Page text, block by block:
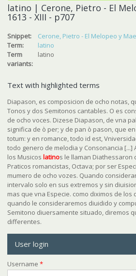
latino | Cerone, Pietro - El
1613 - XIII - p707
Snippet:
Cerone, Pietro - El Melopeo y
Term:
latino
Term
variants:
latino
Text with highlighted terms
Diapason, es composicion de ocho notas,
Tonos y dos Semitonos cantables. O es
de ocho voces. Dizese Diapason, de vna
significa de ò per; y de pan ò pason, que en
totum: y en romance, todo id est,
todo genero de melodia y Consonancia [...]
los Musicos latinos le llaman Diathessaron
Praticos romancistas, Octava; por ser
mumero de ocho vozes. Quando
intervalo solo en sus extremos y sin
mas que vna Especie. como diximos de los
quando le consideraremos diuidido y
Semitono diuersamente situado, diremos
differentes.
User login
Username *